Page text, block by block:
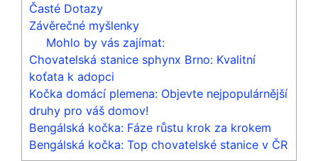
Časté Dotazy
Závěrečné myšlenky
Mohlo by vás zajímat:
Chovatelská stanice sphynx Brno: Kvalitní
koťata k adopci
Kočka domácí plemena: Objevte nejpopulárnější
druhy pro váš domov!
Bengálská kočka: Fáze růstu krok za krokem
Bengálská kočka: Top chovatelské stanice v ČR